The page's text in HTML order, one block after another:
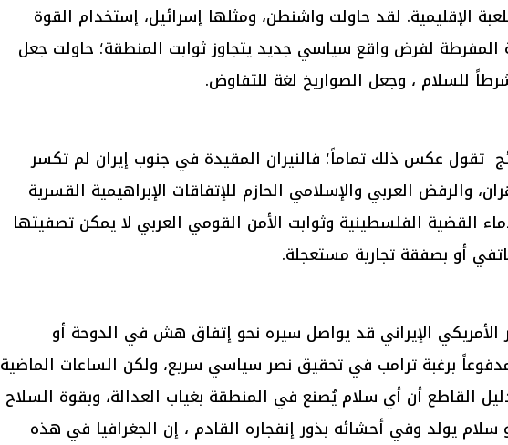
الإقليمية. لقد حاولت واشنطن، ومثلها إسرائيل، إستخدام القوة
المفرطة لفرض واقع سياسي جديد يتجاوز ثوابت المنطقة؛ حاولت جعل
للسلام ، وجعل الصواريخ لغة للتفاوض.
تقول عكس ذلك تماماً؛ فالنيران المقيدة في جنوب إيران لم تكسر
والرفض العربي والإسلامي الحازم للإتفاقات الإبراهيمية القسرية
القضية الفلسطينية وثوابت الأمن القومي العربي لا يمكن تصفيتها
أو بصفقة تجارية مستعجلة.
الأمريكي الإيراني قد يواصل سيره نحو إتفاق هش في الدوحة أو
برغبة ترامب في تحقيق نصر سياسي سريع، ولكن الساعات الماضية
القاطع أن أي سلام يُصنع في المنطقة بغياب العدالة، وبقوة السلاح
يولد وفي أحشائه بذور إنفجاره القادم ، إن الجغرافيا في هذه